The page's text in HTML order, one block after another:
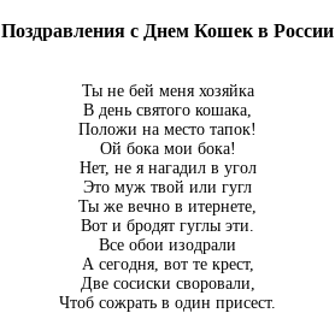
Поздравления с Днем Кошек в России
Ты не бей меня хозяйка
В день святого кошака,
Положи на место тапок!
Ой бока мои бока!
Нет, не я нагадил в угол
Это муж твой или гугл
Ты же вечно в итернете,
Вот и бродят гуглы эти.
Все обои изодрали
А сегодня, вот те крест,
Две сосиски своровали,
Чтоб сожрать в один присест.